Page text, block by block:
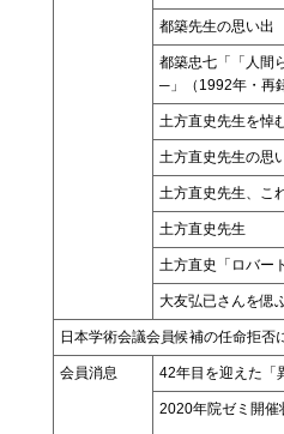
都築先生の思い出
都築忠七「「人間
─」（1992年・再
土方直史先生を悼
土方直史先生の思
土方直史先生、こ
土方直史先生
土方直史「ロバー
大友弘已さんを
日本学術会議会員候補の任命拒否
会員消息 42年目を迎えた「
2020年院ゼミ開催